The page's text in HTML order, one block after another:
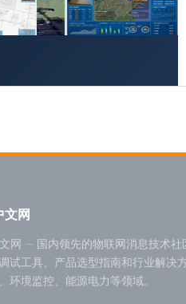
文网
网 — 国内领先的物联网消息技术社
试工具、产品选型指南和行业解决
环境监控、能源电力等领域。